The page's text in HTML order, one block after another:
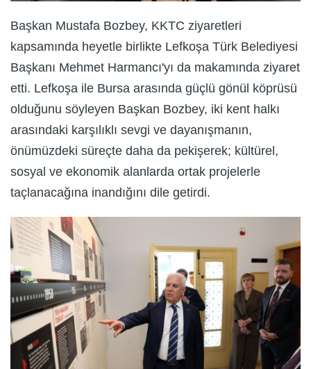
Başkan Mustafa Bozbey, KKTC ziyaretleri
kapsamında heyetle birlikte Lefkoşa Türk Belediyesi
Başkanı Mehmet Harmancı'yı da makamında ziyaret
etti. Lefkoşa ile Bursa arasında güçlü gönül köprüsü
olduğunu söyleyen Başkan Bozbey, iki kent halkı
arasındaki karşılıklı sevgi ve dayanışmanın,
önümüzdeki süreçte daha da pekişerek; kültürel,
sosyal ve ekonomik alanlarda ortak projelerle
taçlanacağına inandığını dile getirdi.